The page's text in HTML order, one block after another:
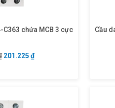
C363 chứa MCB 3 cực
Giá gốc là: 268.300 ₫.
201.225 ₫Giá hiện tại là: 201.225 ₫.
Cầu